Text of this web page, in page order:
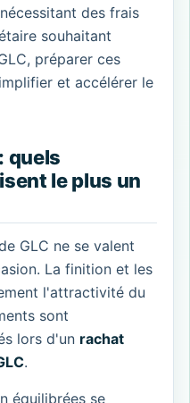
des frais
souhaitant
préparer ces
et accélérer le
quels
le plus un
GLC ne se valent
La finition et les
l'attractivité du
sont
lors d'un rachat
.
équilibrées se